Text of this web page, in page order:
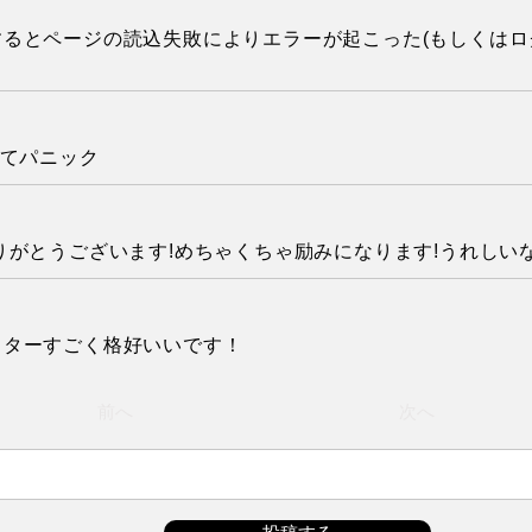
とページの読込失敗によりエラーが起こった(もしくは
パニック
とうございます!めちゃくちゃ励みになります!うれしい
ーすごく格好いいです！